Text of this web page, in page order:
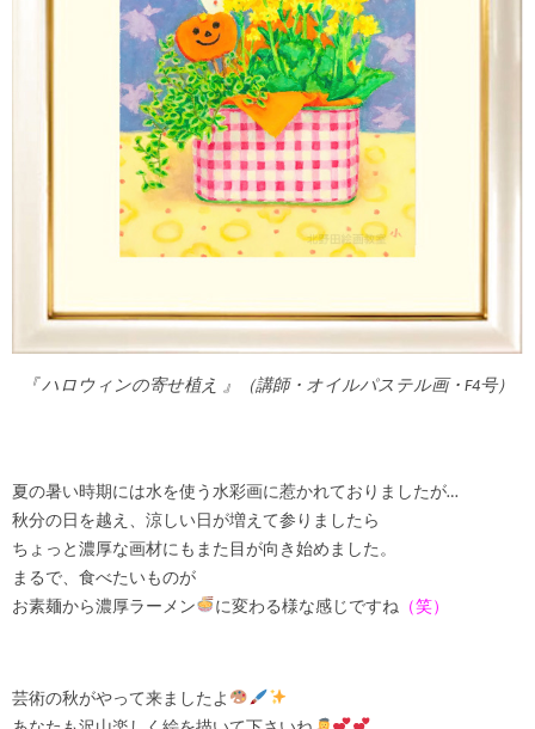
『 ハロウィンの寄せ植え 』（講師・オイルパステル画・F4号）
夏の暑い時期には水を使う水彩画に惹かれておりましたが…
秋分の日を越え、涼しい日が増えて参りましたら
ちょっと濃厚な画材にもまた目が向き始めました。
まるで、食べたいものが
お素麺から濃厚ラーメン
に変わる様な感じですね （笑）
芸術の秋がやって来ましたよ